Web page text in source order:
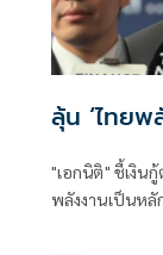
ลุ้น ‘ไทยพ
"เอกนิติ" ชี้เงิน
พลังงานเป็นห